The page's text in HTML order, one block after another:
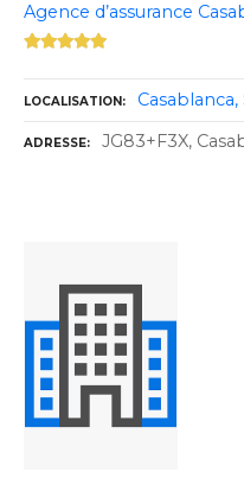
Agence d’assurance
LOCALISATION Casablanca
ADRESSE JG83+F3X,